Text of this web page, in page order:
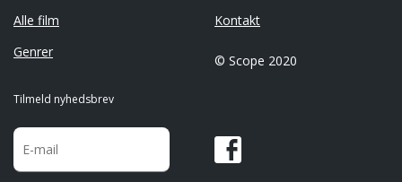
Alle film
Genrer
Kontakt
© Scope 2020
Tilmeld nyhedsbrev